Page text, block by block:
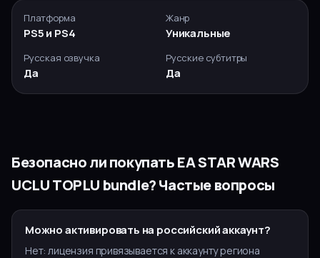
Платформа
PS5 и PS4
Жанр
Уникальные
Русская озвучка
Да
Русские субтитры
Да
Безопасно ли покупатьEA STAR WARS
UCLU TOPLU bundle? Частые вопросы
Можно активировать на российский аккаунт?
Нет: лицензия привязывается к аккаунту региона